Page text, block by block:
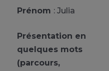
Prénom : Julia
Présentation en
quelques mots
(parcours,